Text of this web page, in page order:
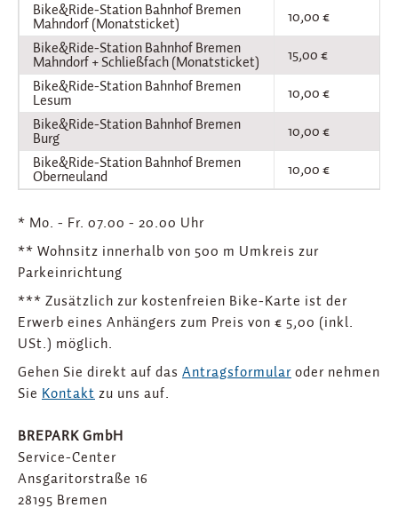
Bike&Ride-Station Bahnhof Bremen
Mahndorf (Monatsticket)
10,00 €
Bike&Ride-Station Bahnhof Bremen
Mahndorf + Schließfach (Monatsticket)
15,00 €
Bike&Ride-Station Bahnhof Bremen
Lesum
10,00 €
Bike&Ride-Station Bahnhof Bremen
Burg
10,00 €
Bike&Ride-Station Bahnhof Bremen
Oberneuland 10,00 €
* Mo. - Fr. 07.00 - 20.00 Uhr
** Wohnsitz innerhalb von 500 m Umkreis zur
Parkeinrichtung
*** Zusätzlich zur kostenfreien Bike-Karte ist der
Erwerb eines Anhängers zum Preis von € 5,00 (inkl.
USt.) möglich.
Gehen Sie direkt auf das Antragsformularoder nehmen
Sie Kontakt zu uns auf.
BREPARK GmbH
Service-Center
Ansgaritorstraße 16
28195 Bremen